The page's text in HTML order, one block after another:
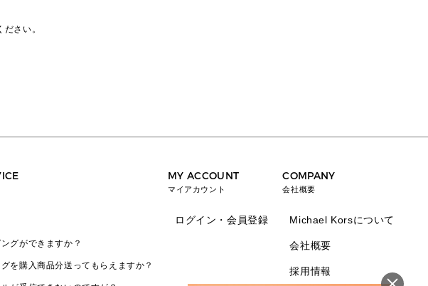
さい。
グができますか？
を購入商品分送ってもらえますか？
MY ACCOUNT
マイアカウント
ログイン・会員登録
COMPANY
会社概要
Michael Korsについて
会社概要
採用情報